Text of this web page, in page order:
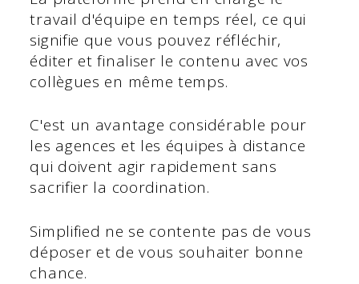
travail d'équipe en temps réel, ce qui
signifie que vous pouvez réfléchir,
éditer et finaliser le contenu avec vos
collègues en même temps.
C'est un avantage considérable pour
les agences et les équipes à distance
qui doivent agir rapidement sans
sacrifier la coordination.
Simplified ne se contente pas de vous
déposer et de vous souhaiter bonne
chance.